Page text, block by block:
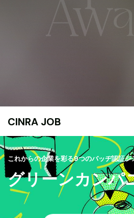
CINRA JOB
これからの企業を彩る9つのバッヂ認証シ
グリーンカンパ